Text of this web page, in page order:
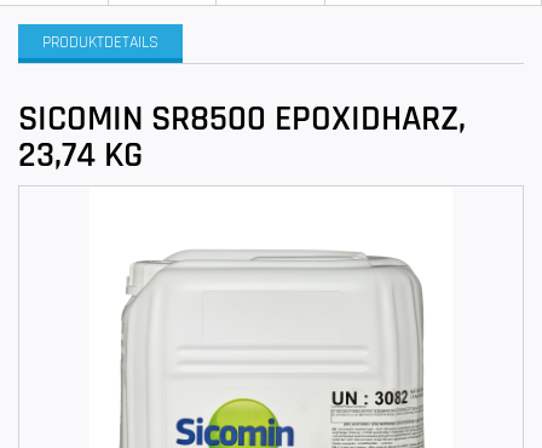
PRODUKTDETAILS
SICOMIN SR8500 EPOXIDHARZ,
23,74 KG